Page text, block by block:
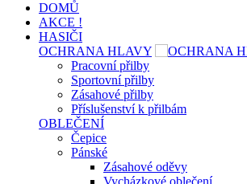
DOMŮ
AKCE !
HASIČI
OCHRANA HLAVY
Pracovní přilby
Sportovní přilby
Zásahové přilby
Příslušenství k přilbám
OBLEČENÍ
Čepice
Pánské
Zásahové oděvy
Vycházkové oblečení